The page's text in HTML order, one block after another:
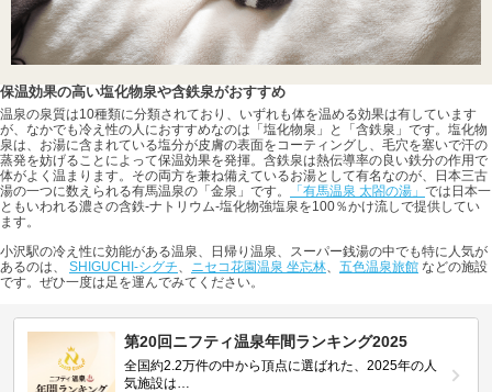
保温効果の高い塩化物泉や含鉄泉がおすすめ
温泉の泉質は10種類に分類されており、いずれも体を温める効果は有しています
が、なかでも冷え性の人におすすめなのは「塩化物泉」と「含鉄泉」です。塩化物
泉は、お湯に含まれている塩分が皮膚の表面をコーティングし、毛穴を塞いで汗の
蒸発を妨げることによって保温効果を発揮。含鉄泉は熱伝導率の良い鉄分の作用で
体がよく温まります。その両方を兼ね備えているお湯として有名なのが、日本三古
湯の一つに数えられる有馬温泉の「金泉」です。
「有馬温泉 太閤の湯」 では日本一
ともいわれる濃さの含鉄-ナトリウム-塩化物強塩泉を100％かけ流しで提供してい
ます。
小沢駅の冷え性に効能がある温泉、日帰り温泉、スーパー銭湯の中でも特に人気が
あるのは、 SHIGUCHI-シグチ ニセコ花園温泉 坐忘林 五色温泉旅館 などの施設
です。ぜひ一度は足を運んでみてください。
第20回ニフティ温泉年間ランキング2025
全国約2.2万件の中から頂点に選ばれた、2025年の人
気施設は…